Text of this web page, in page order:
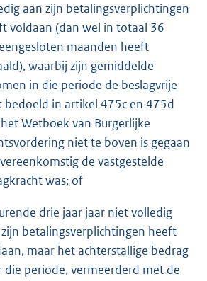
aan zijn betalingsverplichtingen
voldaan (dan wel in totaal 36
maanden heeft
waarbij zijn gemiddelde
in die periode de beslagvrije
bedoeld in artikel 475c en 475d
Wetboek van Burgerlijke
niet te boven is gegaan
de vastgestelde
was; of
drie jaar jaar niet volledig
betalingsverplichtingen heeft
maar het achterstallige bedrag
die periode, vermeerderd met de